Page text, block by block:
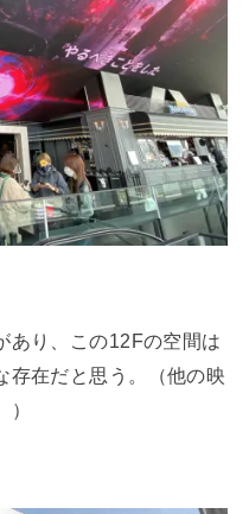
あり、この12Fの空間は
存在だと思う。（他の映